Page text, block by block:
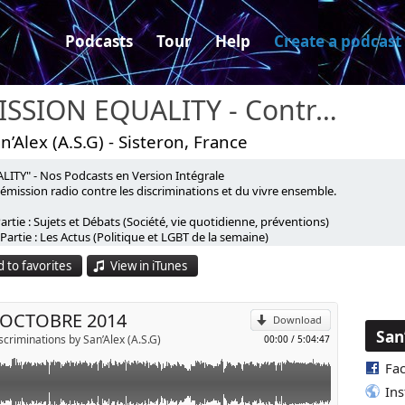
Podcasts Tour Help Create a podcast
EMISSION EQUALITY - Contre les discriminations
(A.S.G) - Sisteron, France
- Nos Podcasts en Version Intégrale
radio contre les discriminations et du vivre ensemble.
: Sujets et Débats (Société, vie quotidienne, préventions)
: Les Actus (Politique et LGBT de la semaine)
: L'authenticité
YouTube et Spotify
nos podcasts sur tous vos appareils connectés et sur les
dans les mots clés : « Émission Equality »
to favorites View in iTunes
Download
00:00 / 5:04:47
2014
by San’Alex (A.S.G)
p
la condition sociale en France
avec nous le bilan du 17 octobre à Bordeaux, notre
du refus de la misère, un débat sur les idées reçues sur la